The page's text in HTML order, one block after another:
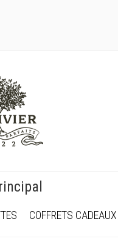
COFFRETS CADEAUX